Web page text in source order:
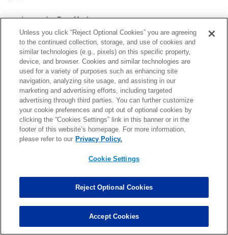
■フェイスマスク：Face Mask
プレイヤーのヘルメット前部を覆う防護部分。フェイスマスクを
掴んでのタックルは最も危険であり、激しさによって5から15ヤー
ドのペナルティが科される。
■フォーメーション：Formation
与えられたプレイに対するオフェンス＆ディフェンス・プレイヤ
ーの配置。
■フォルス・スタート：False Start
ーがセットスタンスから動いた場合に科されるペナルティ。
■ブラインド・サイド：Blind-side
クォーターバックの視界外のエリア。右利きのクォーターバック
であれば、パスを投げる際に背を向ける左サイドがブラインドサイ
ドになる。迫る相手ディフェンダーのプレッシャーに気づき難いブ
Unless you click “Reject Optional Cookies” you are agreeing
to the continued collection, storage, and use of cookies and
similar technologies (e.g., pixels) on this specific property,
device, and browser. Cookies and similar technologies are
used for a variety of purposes such as enhancing site
navigation, analyzing site usage, and assisting in our
marketing and advertising efforts, including targeted
advertising through third parties. You can further customize
your cookie preferences and opt out of optional cookies by
clicking the “Cookies Settings” link in this banner or in the
footer of this website’s homepage. For more information,
please refer to our Privacy Policy.
Cookie Settings
Reject Optional Cookies
Accept Cookies